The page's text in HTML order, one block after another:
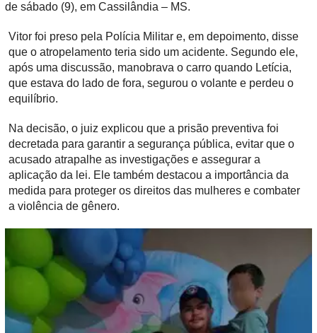
de sábado (9), em Cassilândia – MS.
Vitor foi preso pela Polícia Militar e, em depoimento, disse
que o atropelamento teria sido um acidente. Segundo ele,
após uma discussão, manobrava o carro quando Letícia,
que estava do lado de fora, segurou o volante e perdeu o
equilíbrio.
Na decisão, o juiz explicou que a prisão preventiva foi
decretada para garantir a segurança pública, evitar que o
acusado atrapalhe as investigações e assegurar a
aplicação da lei. Ele também destacou a importância da
medida para proteger os direitos das mulheres e combater
a violência de gênero.